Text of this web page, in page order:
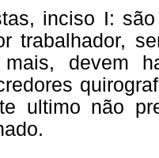
inciso I:
trabalhador,
devem
ultimo não